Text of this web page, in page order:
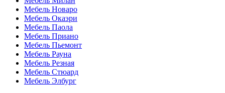
Мебель Новаро
Мебель Окаэри
Мебель Паола
Мебель Приано
Мебель Пьемонт
Мебель Рауна
Мебель Резная
Мебель Стюард
Мебель Элбург